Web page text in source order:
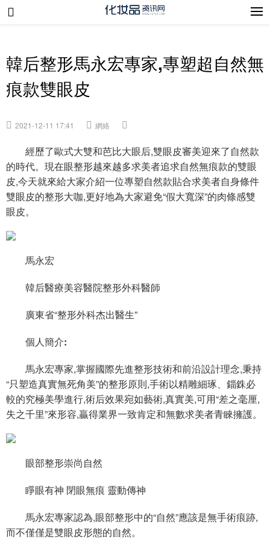
韓后整形馬永宏專家,專塑超自然無
痕款雙眼皮
2021-12-11 17:41 網絡
經歷了歐式大雙和芭比大眼后,雙眼皮審美迎來了自然款
的時代。現在眼整形越來越多求美者追求自然無痕款的雙眼
皮,今天就來給大家介紹一位專塑自然款貼合求美者自身條件
雙眼皮的整形大咖,更好地為大家避免“假大寬深”的肉條感雙
眼皮。
馬永宏
韓后醫療美容醫院整形外科醫師
廣東省“整形外科杰出醫生”
個人簡介:
馬永宏專家,掌握國際先進整形技術和前沿設計理念,秉持
“只塑造真實無死角美”的整形原則,手術以精雕細琢、錙銖必
較的究極美學進行,術后效果宛如藝術,真實美,可用“差之毫厘,
失之千里”來形容,贏得業界一致肯定和無數求美者青睞擁護。
眼部整形崇尚自然
睜眼有神 閉眼無痕 靈動傳神
馬永宏專家認為,眼部整形中的“自然”應該是無手術痕跡,
而不僅僅是雙眼皮形態的自然。